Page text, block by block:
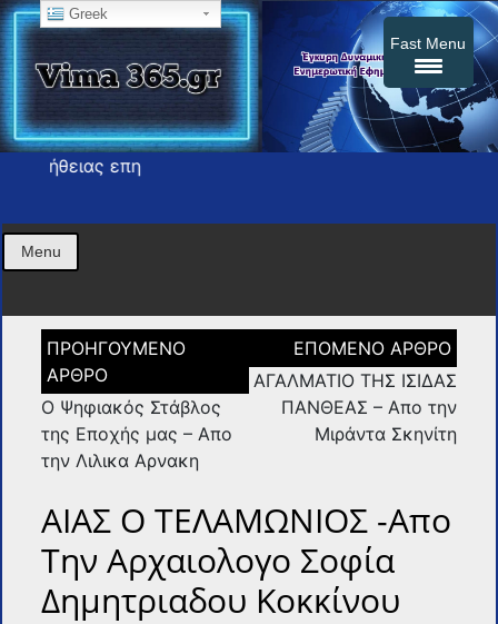
vima365
Η εφημερίδα σας press
Menu
Πλοήγηση
άρθρων
Ο Ψηφιακός Στάβλος
της Εποχής μας – Απο
την Λιλικα Αρνακη
ΑΓΑΛΜΑΤΙΟ ΤΗΣ ΙΣΙΔΑΣ
ΠΑΝΘΕΑΣ – Απο την
Μιράντα Σκηνίτη
ΑΙΑΣ Ο ΤΕΛΑΜΩΝΙΟΣ -Απο
Την Αρχαιολογο Σοφία
Δημητριαδου Κοκκίνου
Greek
Fast Menu